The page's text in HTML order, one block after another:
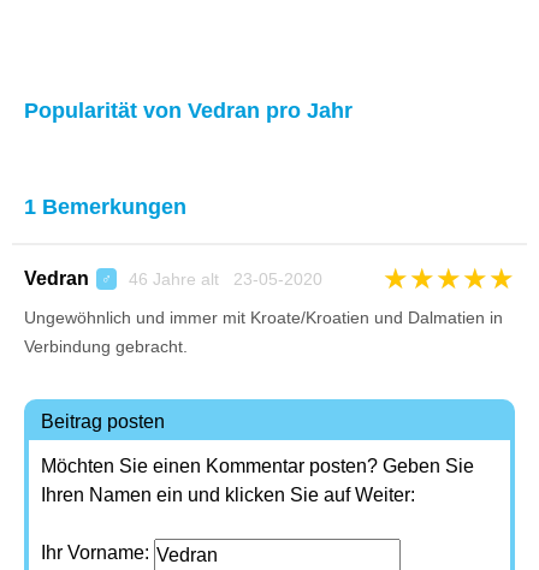
Popularität von Vedran pro Jahr
1 Bemerkungen
Vedran ♂ 46 Jahre alt 23-05-2020 ★★★★★
Ungewöhnlich und immer mit Kroate/Kroatien und Dalmatien in
Verbindung gebracht.
Beitrag posten
Möchten Sie einen Kommentar posten? Geben Sie
Ihren Namen ein und klicken Sie auf Weiter:
Ihr Vorname: